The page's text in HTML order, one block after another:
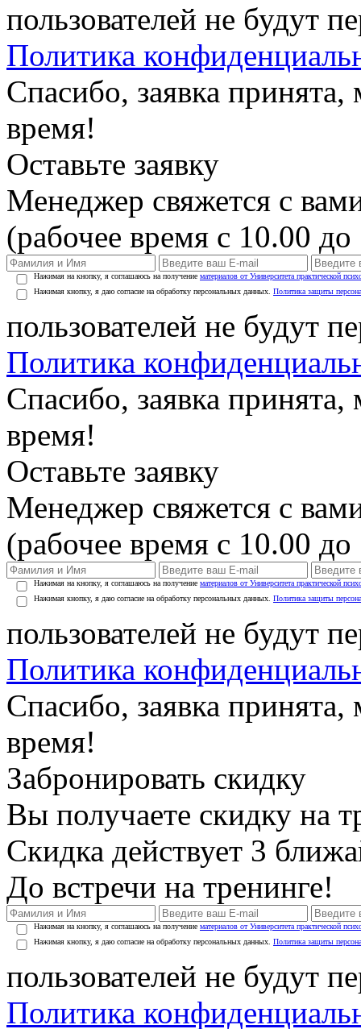
пользователей не будут
Политика
Спасибо, заявка
время!
Оставьте заявку
Менеджер свяжется с
(рабочее время с 10.00
Нажимая на кнопку, я соглашаюсь на получение материалов от Университета практической
Нажимая кнопку, я даю согласие на обработку персональных данных. Политика защиты
пользователей не будут
Политика
Спасибо, заявка
время!
Оставьте заявку
Менеджер свяжется с
(рабочее время с 10.00
Нажимая на кнопку, я соглашаюсь на получение материалов от Университета практической
Нажимая кнопку, я даю согласие на обработку персональных данных. Политика защиты
пользователей не будут
Политика
Спасибо, заявка
время!
Забронировать скидку
Вы получаете скидку на
Скидка действует 3
До встречи на тренинге!
Нажимая на кнопку, я соглашаюсь на получение материалов от Университета практической
Нажимая кнопку, я даю согласие на обработку персональных данных. Политика защиты
пользователей не будут
Политика